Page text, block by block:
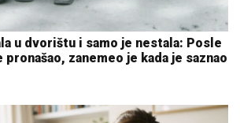
u dvorištu i samo je nestala: Posle
zanemeo je kada je saznao